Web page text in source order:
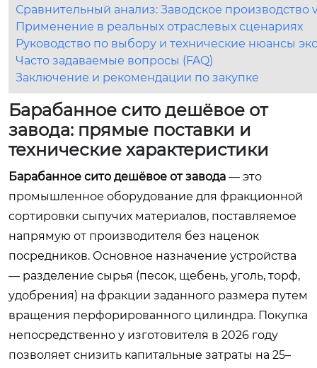
Сравнительный анализ: Заводское производство
Применение в реальных отраслевых сценариях
Руководство по выбору и технические нюансы
Часто задаваемые вопросы (FAQ)
Заключение и рекомендации по закупке
Барабанное сито дешёвое от
завода: прямые поставки и
технические характеристики
Барабанное сито дешёвое от завода — это
промышленное оборудование для фракционной
сортировки сыпучих материалов, поставляемое
напрямую от производителя без наценок
посредников. Основное назначение устройства
— разделение сырья (песок, щебень, уголь, торф,
удобрения) на фракции заданного размера путем
вращения перфорированного цилиндра. Покупка
непосредственно у изготовителя в 2026 году
позволяет снизить капитальные затраты на 25–